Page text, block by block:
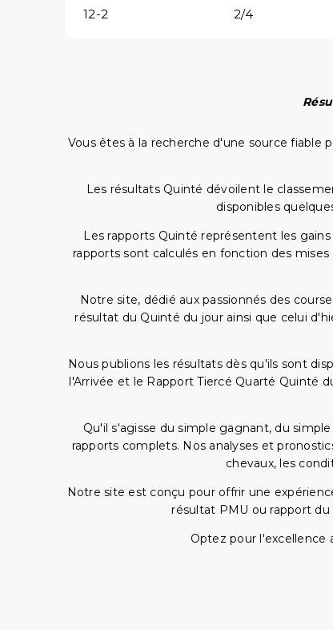
12-2
2/4
Vous êtes à la recherche d'une source fiable
Les résultats Quinté dévoilent le
disponibles
Les rapports Quinté représentent les
rapports sont calculés en fonction des
Notre site, dédié aux passionnés des
résultat du Quinté du jour ainsi que celui
Nous publions les résultats dès qu'ils sont
l'Arrivée et le Rapport Tiercé Quarté Quinté
Qu'il s'agisse du simple gagnant, du
rapports complets. Nos analyses et
chevaux, les
Notre site est conçu pour offrir une
résultat PMU ou rapport du
Optez pour l'excellence